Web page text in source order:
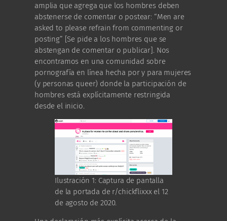
amplia que agrega que los hombres deben
abstenerse de comentar o postear: “Men are
asked to please refrain from commenting or
posting” [Se pide a los hombres que se
abstengan de comentar o publicar]. Nos
encontramos en una comunidad sobre
pornografía en línea hecha por y para mujeres
(y personas queer) donde la participación de
hombres está explícitamente restringida
desde el inicio.
Ilustración 1: Captura de pantalla
de la portada de r/chickflixxx el 12
de agosto de 2020.